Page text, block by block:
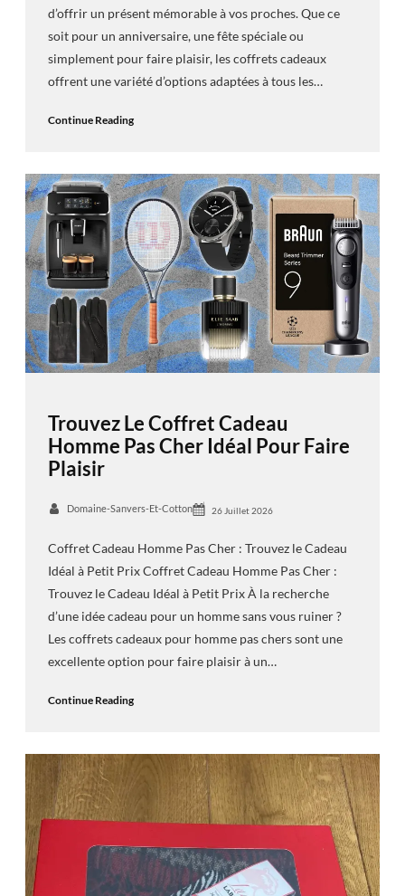
d’offrir un présent mémorable à vos proches. Que ce
soit pour un anniversaire, une fête spéciale ou
simplement pour faire plaisir, les coffrets cadeaux
offrent une variété d’options adaptées à tous les…
Continue Reading
Trouvez Le Coffret Cadeau
Homme Pas Cher Idéal Pour Faire
Plaisir
Domaine-Sanvers-Et-Cotton 26 Juillet 2026
Coffret Cadeau Homme Pas Cher : Trouvez le Cadeau
Idéal à Petit Prix Coffret Cadeau Homme Pas Cher :
Trouvez le Cadeau Idéal à Petit Prix À la recherche
d’une idée cadeau pour un homme sans vous ruiner ?
Les coffrets cadeaux pour homme pas chers sont une
excellente option pour faire plaisir à un…
Continue Reading